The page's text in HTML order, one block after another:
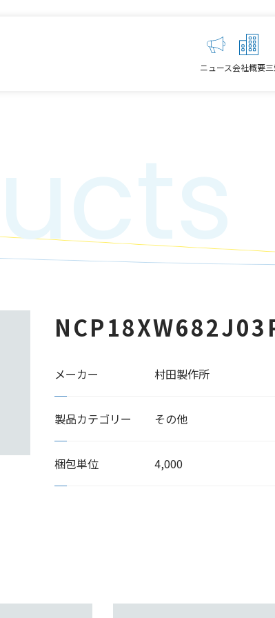
ニュース会社概要
メーカー 村田製作所
製品カテゴリー その他
梱包単位 4,000